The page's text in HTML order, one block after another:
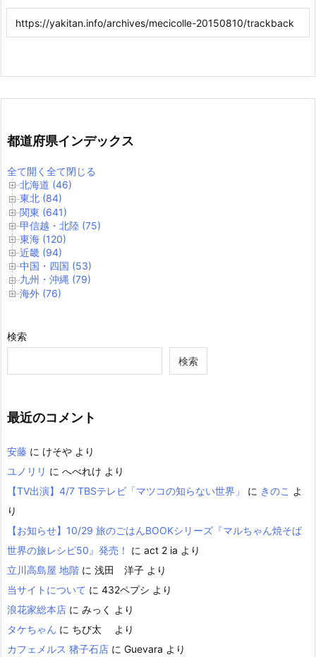
都道府県インデックス
全て開く 全て閉じる
北海道 (46)
東北 (84)
関東 (641)
甲信越・北陸 (75)
東海 (120)
近畿 (94)
中国・四国 (53)
九州・沖縄 (79)
海外 (76)
検索
検索
最近のコメント
安藤 に けそや より
ユノリリ に へべれけ より
【TV出演】4/7 TBSテレビ「マツコの知らない世界」
に きのこ よ
り
【お知らせ】10/29 旅のごはんBOOKシリーズ『マルちゃん焼そば
世界の旅レシピ50』発売！
に act 2 ia より
立川高島屋 地階 に 浅田 洋子 より
当サイトについて に 432ペプシ より
浪花家総本店 に みっく
より
タケちゃん に ちび太
より
カフェメルス 猪子石店 に Guevara より